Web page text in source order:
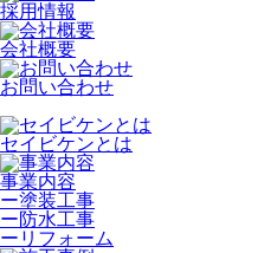
採用情報
会社概要
お問い合わせ
セイビケンとは
事業内容
ー塗装工事
ー防水工事
ー リフォーム